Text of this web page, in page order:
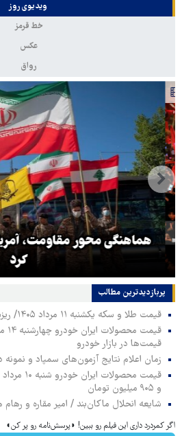
ویدیوی روز
خط قرمز
عکس
رواق
هماهنگی محور مقاومت،
کرد
پربازدیدترین‌ مطالب
قیمت طلا و سکه یکشنبه ۱۱ مرداد ۱۴۰۵/ ریزش سنگین سکه امامی
قیمت‌ها در بازار خودرو
زمان اعلام نتایج آزمون‌های سمپاد و
و ۹۰۵ میلیون تومان
شایعه انحلال ماکان‌بند / امیر مقاره و
اگر کمردرد داری این فیلم رو ببین! ◗پرسش‌نامه رو پر کن◖